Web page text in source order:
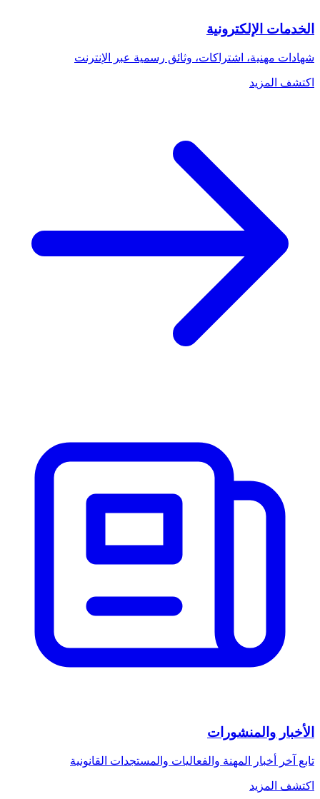
الخدمات الإلكترونية
شهادات مهنية، اشتراكات، وثائق رسمية عبر الإنترنت
اكتشف المزيد
الأخبار والمنشورات
تابع آخر أخبار المهنة والفعاليات والمستجدات القانونية
اكتشف المزيد